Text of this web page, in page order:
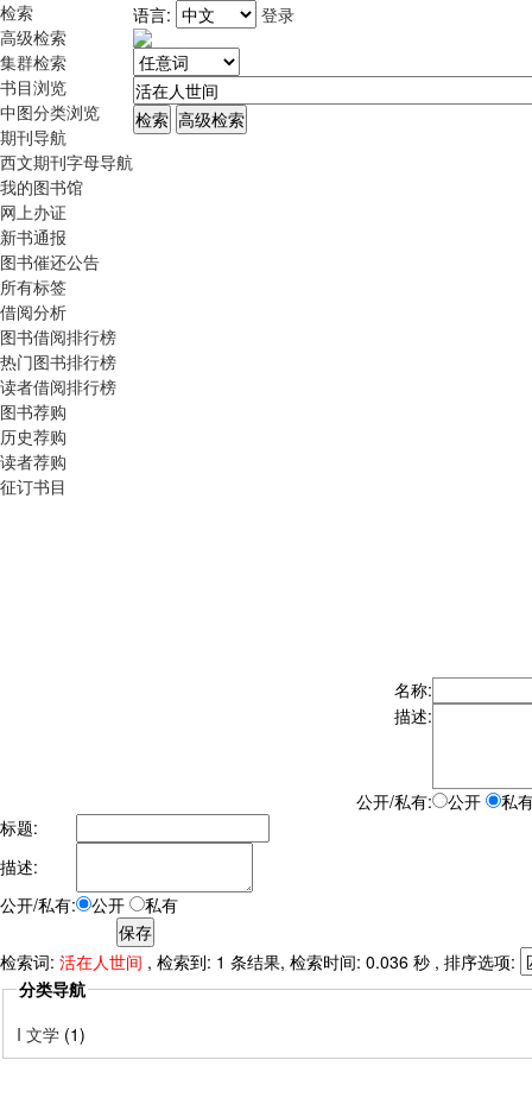
检索
高级检索
集群检索
书目浏览
中图分类浏览
期刊导航
西文期刊字母导航
我的图书馆
网上办证
新书通报
图书催还公告
所有标签
借阅分析
图书借阅排行榜
热门图书排行榜
读者借阅排行榜
图书荐购
历史荐购
读者荐购
征订书目
语言: 登录
名称:
描述:
公开/私有: 公开
私
标题:
描述:
公开/私有:
公开 私有
检索词: 活在人世间 , 检索到: 1 条结果, 检索时间: 0.036 秒 , 排序选项:
分类导航
I 文学 (1)